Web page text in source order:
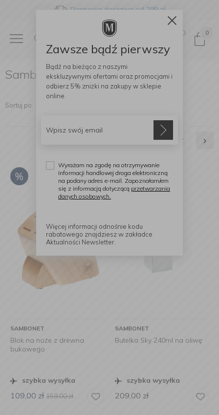
Darmowa dostawa od 299 zł
0 0
Sambonet narzędzia kuchenne
Sortuj po:
1 2
SAMBONET
Blok na noże z drewna
bukowego
szybka wysyłka
109,00 zł 159,00zł
SAMBONET
Butelka Sky 240ml na oliwę
szybka wysyłka
209,00 zł
Zawsze bądź pierwszy
Bądź na bieżąco z naszymi
ekskluzywnymi ofertami oraz promocjami i
odbierz 5% zniżki na zakupy w sklepie
online.
Wyrażam na zgodę na otrzymywanie
informacji handlowej droga elektroniczną
na podany adres e-mail. Zapoznałam/em
się z informacją dotyczącą przetwarzania
danych osobowych.
Więcej informacji odnośnie kodu
rabatowego znajdziesz w zakładce
Aktualności Newsletter.